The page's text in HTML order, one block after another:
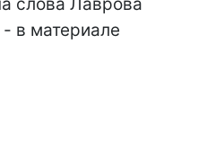
слова Лаврова
в материале